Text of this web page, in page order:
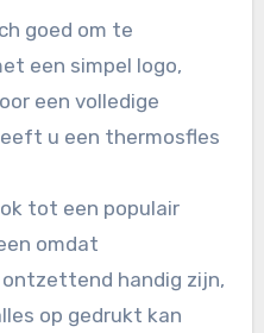
goed om te
een simpel logo,
een volledige
u een thermosfles
tot een populair
omdat
handig zijn,
op gedrukt kan